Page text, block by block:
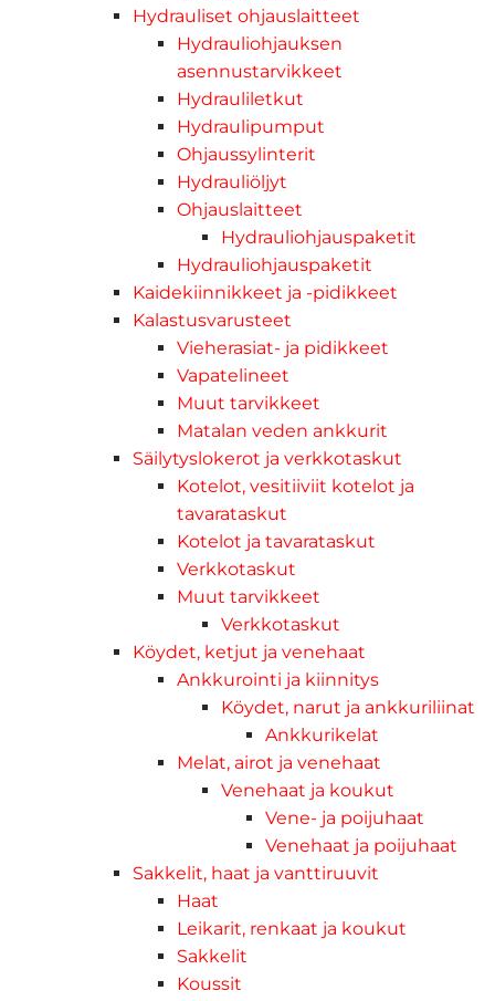
Hydrauliset ohjauslaitteet
Hydrauliohjauksen
asennustarvikkeet
Hydrauliletkut
Hydraulipumput
Ohjaussylinterit
Hydrauliöljyt
Ohjauslaitteet
Hydrauliohjauspaketit
Hydrauliohjauspaketit
Kaidekiinnikkeet ja -pidikkeet
Kalastusvarusteet
Vieherasiat- ja pidikkeet
Vapatelineet
Muut tarvikkeet
Matalan veden ankkurit
Säilytyslokerot ja verkkotaskut
Kotelot, vesitiiviit kotelot ja
tavarataskut
Kotelot ja tavarataskut
Verkkotaskut
Muut tarvikkeet
Verkkotaskut
Köydet, ketjut ja venehaat
Ankkurointi ja kiinnitys
Köydet, narut ja ankkuriliinat
Ankkurikelat
Melat, airot ja venehaat
Venehaat ja koukut
Vene- ja poijuhaat
Venehaat ja poijuhaat
Sakkelit, haat ja vanttiruuvit
Haat
Leikarit, renkaat ja koukut
Sakkelit
Koussit